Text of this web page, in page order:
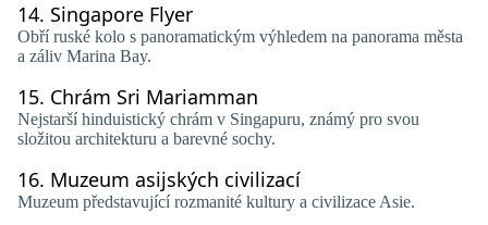
14. Singapore Flyer
Obří ruské kolo s panoramatickým výhledem na panorama města
a záliv Marina Bay.
15. Chrám Sri Mariamman
Nejstarší hinduistický chrám v Singapuru, známý pro svou
složitou architekturu a barevné sochy.
16. Muzeum asijských civilizací
Muzeum představující rozmanité kultury a civilizace Asie.